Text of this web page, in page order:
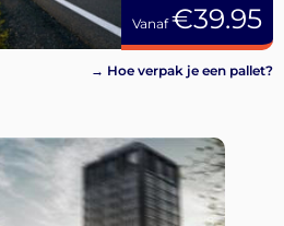
Vanaf€39.95
→ Hoe verpak je een pallet?